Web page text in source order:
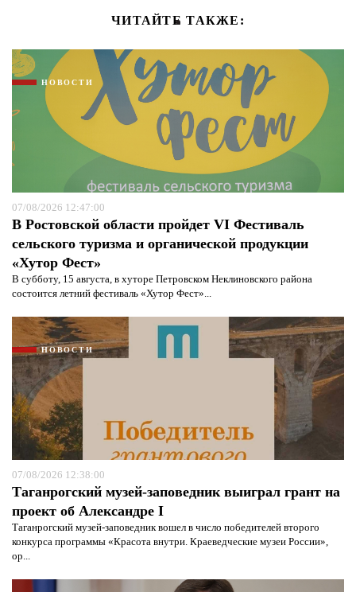
ЧИТАЙТЕ ТАКЖЕ:
НОВОСТИ
07/08/2026 12:47:00
В Ростовской области пройдет VI Фестиваль
сельского туризма и органической продукции
«Хутор Фест»
В субботу, 15 августа, в хуторе Петровском Неклиновского района
состоится летний фестиваль «Хутор Фест»...
НОВОСТИ
07/08/2026 12:38:00
Таганрогский музей-заповедник выиграл грант на
проект об Александре I
Таганрогский музей-заповедник вошел в число победителей второго
конкурса программы «Красота внутри. Краеведческие музеи России»,
ор...